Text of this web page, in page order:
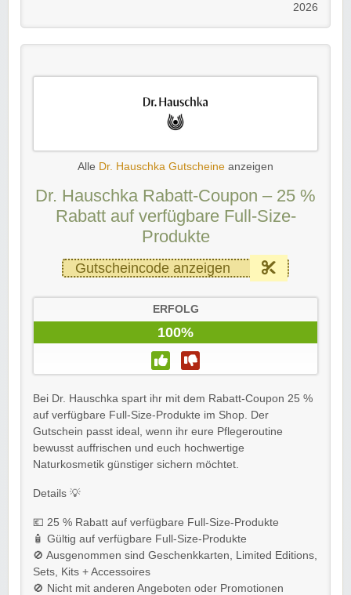
2026
Alle Dr. Hauschka Gutscheine anzeigen
Dr. Hauschka Rabatt-Coupon – 25 %
Rabatt auf verfügbare Full-Size-
Produkte
Gutscheincode anzeigen
ERFOLG
100%
Bei Dr. Hauschka spart ihr mit dem Rabatt-Coupon 25 %
auf verfügbare Full-Size-Produkte im Shop. Der
Gutschein passt ideal, wenn ihr eure Pflegeroutine
bewusst auffrischen und euch hochwertige
Naturkosmetik günstiger sichern möchtet.
Details 💡
💶 25 % Rabatt auf verfügbare Full-Size-Produkte
🧴 Gültig auf verfügbare Full-Size-Produkte
🚫 Ausgenommen sind Geschenkkarten, Limited Editions,
Sets, Kits + Accessoires
🚫 Nicht mit anderen Angeboten oder Promotionen